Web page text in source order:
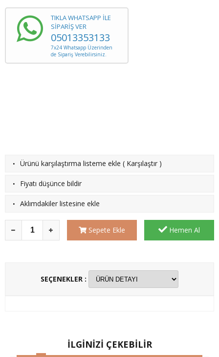
TIKLA WHATSAPP İLE
SİPARİŞ VER
05013353133
7x24 Whatsapp Üzerinden
de Sipariş Verebilirsiniz.
· Ürünü karşılaştırma listeme ekle ( Karşılaştır )
· Fiyatı düşünce bildir
· Aklımdakiler listesine ekle
Sepete Ekle Hemen Al
SEÇENEKLER :
İLGİNİZİ ÇEKEBİLİR